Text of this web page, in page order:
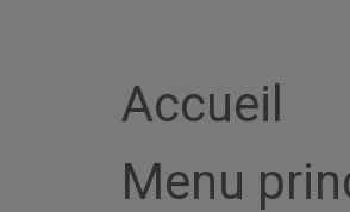
Accueil
Menu